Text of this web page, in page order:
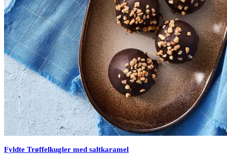
Fyldte Trøffelkugler med saltkaramel